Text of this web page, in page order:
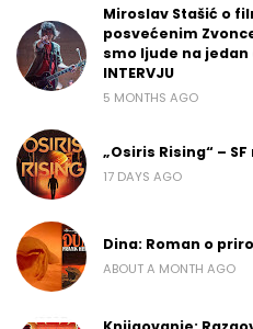
Miroslav Stašić o
posvećenim
smo ljude na
INTERVJU
5 MONTHS AGO
„Osiris Rising“ –
17 DAYS AGO
Dina: Roman o
ABOUT A MONTH AGO